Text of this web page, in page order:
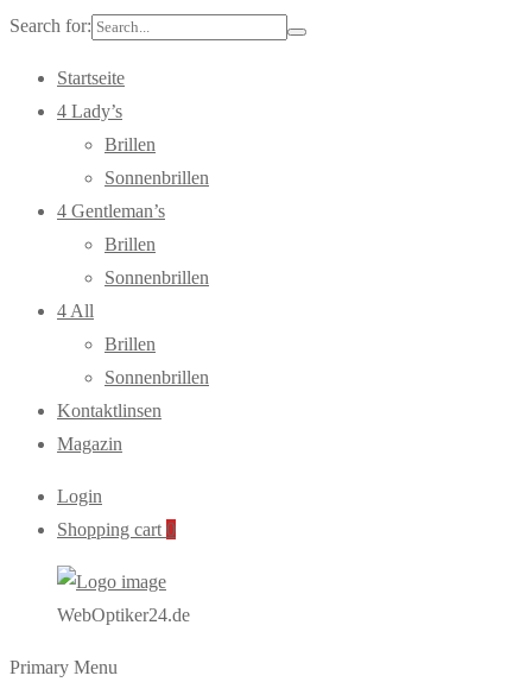
Search for:
Startseite
4 Lady’s
Brillen
Sonnenbrillen
4 Gentleman’s
Brillen
Sonnenbrillen
4 All
Brillen
Sonnenbrillen
Kontaktlinsen
Magazin
Login
Shopping cart 0
WebOptiker24.de
Primary Menu